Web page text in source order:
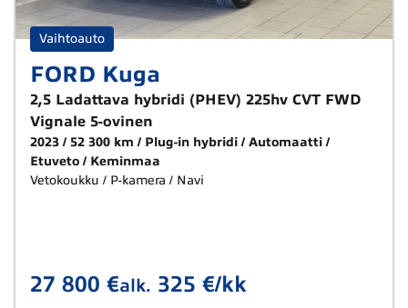
Vaihtoauto
FORD Kuga
2,5 Ladattava hybridi (PHEV) 225hv CVT FWD
Vignale 5-ovinen
2023 52 300 km Plug-in hybridi
Automaatti
Etuveto
Keminmaa
Vetokoukku / P-kamera / Navi
27 800 €alk. 325 €/kk